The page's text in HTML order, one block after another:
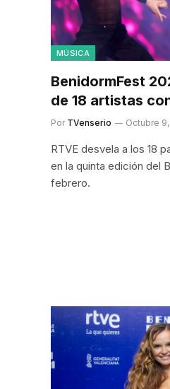
MÚSICA
BenidormFest
de 18 artistas
Por TVenserio Octubre
RTVE desvela a los 18
en la quinta edición del
febrero.